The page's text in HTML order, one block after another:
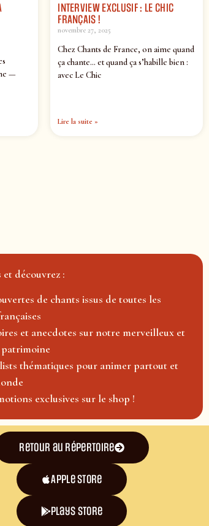
—
INTERVIEW EXCLUSIF : LE CHIC
FRANÇAIS !
novembre 27, 2025
Chez Chants de France, on aime quand
ça chante… et quand ça s’habille bien :
avec Le Chic
Lire la suite »
découvrez :
de chants issus de toutes les
et anecdotes sur notre merveilleux et
thématiques pour animer partout et
exclusives sur le shop !
Retour au répertoire
Apple Store
plays store